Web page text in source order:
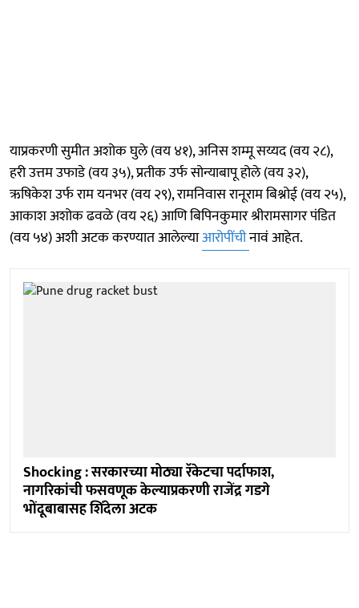
याप्रकरणी सुमीत अशोक घुले (वय ४१), अनिस शम्मू सय्यद (वय २८),
हरी उत्तम उफाडे (वय ३५), प्रतीक उर्फ सोन्याबापू होले (वय ३२),
ऋषिकेश उर्फ राम यनभर (वय २९), रामनिवास रानूराम बिश्नोई (वय २५),
आकाश अशोक ढवळे (वय २६) आणि बिपिनकुमार श्रीरामसागर पंडित
(वय ५४) अशी अटक करण्यात आलेल्याआरोपींचीनावं आहेत.
Shocking : सरकारच्या मोठ्या रॅकेटचा पर्दाफाश,
नागरिकांची फसवणूक केल्याप्रकरणी राजेंद्र गडगे
भोंदूबाबासह शिंदेला अटक